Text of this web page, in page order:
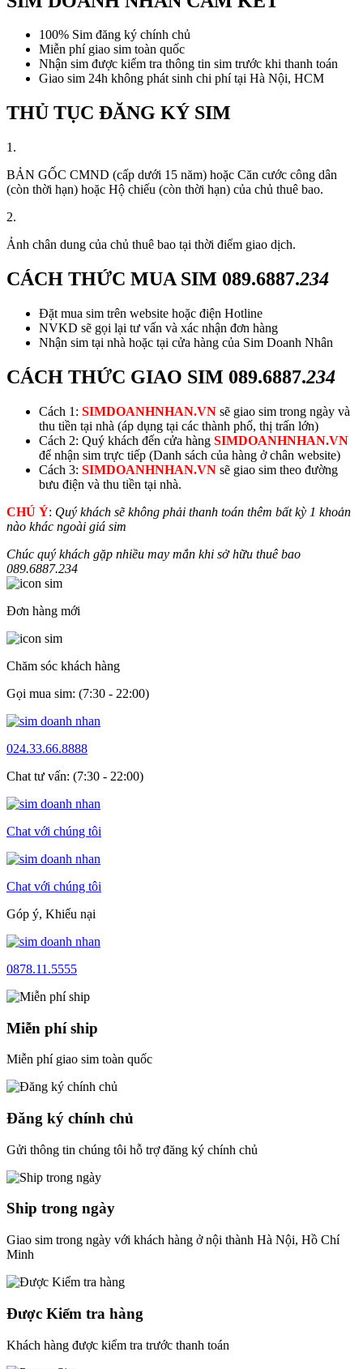
100% Sim đăng ký chính chủ
Miễn phí giao sim toàn quốc
Nhận sim được kiểm tra thông tin sim trước khi thanh toán
Giao sim 24h không phát sinh chi phí tại Hà Nội, HCM
THỦ TỤC ĐĂNG KÝ SIM
1.
BẢN GỐC CMND (cấp dưới 15 năm) hoặc Căn cước công dân
(còn thời hạn) hoặc Hộ chiếu (còn thời hạn) của chủ thuê bao.
2.
Ảnh chân dung của chủ thuê bao tại thời điểm giao dịch.
CÁCH THỨC MUA SIM 089.6887.234
Đặt mua sim trên website hoặc điện Hotline
NVKD sẽ gọi lại tư vấn và xác nhận đơn hàng
Nhận sim tại nhà hoặc tại cửa hàng của Sim Doanh Nhân
CÁCH THỨC GIAO SIM 089.6887.234
Cách 1: SIMDOANHNHAN.VN sẽ giao sim trong ngày và
thu tiền tại nhà (áp dụng tại các thành phố, thị trấn lớn)
Cách 2: Quý khách đến cửa hàng SIMDOANHNHAN.VN
để nhận sim trực tiếp (Danh sách của hàng ở chân website)
Cách 3: SIMDOANHNHAN.VN sẽ giao sim theo đường
bưu điện và thu tiền tại nhà.
CHÚ Ý: Quý khách sẽ không phải thanh toán thêm bất kỳ 1 khoản
nào khác ngoài giá sim
Chúc quý khách gặp nhiều may mắn khi sở hữu thuê bao
089.6887.234
Đơn hàng mới
Chăm sóc khách hàng
Gọi mua sim: (7:30 - 22:00)
024.33.66.8888
Chat tư vấn: (7:30 - 22:00)
Chat với chúng tôi
Chat với chúng tôi
Góp ý, Khiếu nại
0878.11.5555
Miễn phí ship
Miễn phí giao sim toàn quốc
Đăng ký chính chủ
Gửi thông tin chúng tôi hỗ trợ đăng ký chính chủ
Ship trong ngày
Giao sim trong ngày với khách hàng ở nội thành Hà Nội, Hồ Chí
Minh
Được Kiểm tra hàng
Khách hàng được kiểm tra trước thanh toán